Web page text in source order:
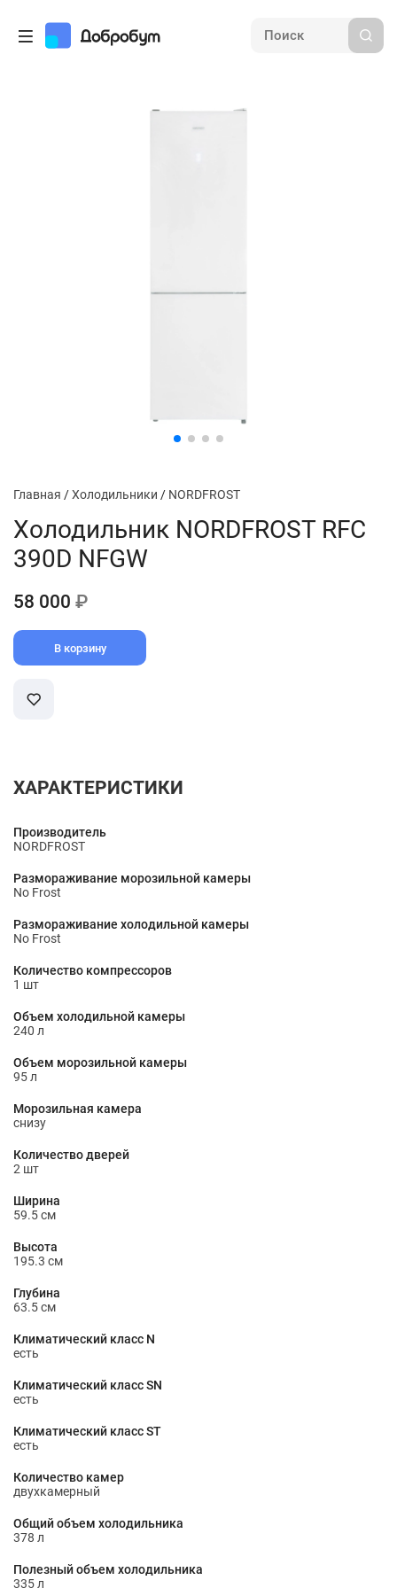
Главная /Холодильники / NORDFROST
Холодильник NORDFROST RFC
390D NFGW
58 000 ₽
В корзину
ХАРАКТЕРИСТИКИ
Производитель
NORDFROST
Размораживание морозильной камеры
No Frost
Размораживание холодильной камеры
No Frost
Количество компрессоров
1 шт
Объем холодильной камеры
240 л
Объем морозильной камеры
95 л
Морозильная камера
снизу
Количество дверей
2 шт
Ширина
59.5 см
Высота
195.3 см
Глубина
63.5 см
Климатический класс N
есть
Климатический класс SN
есть
Климатический класс ST
есть
Количество камер
двухкамерный
Общий объем холодильника
378 л
Полезный объем холодильника
335 л